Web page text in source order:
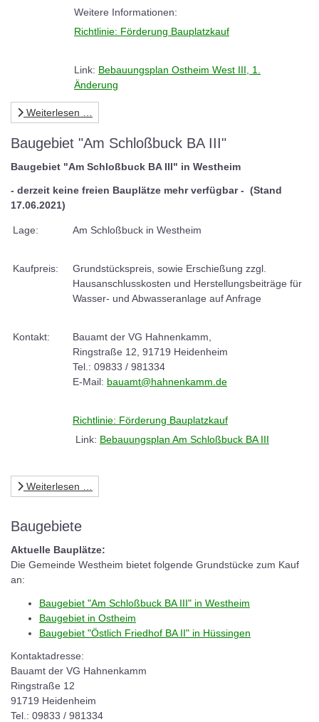
Weitere Informationen:
Richtlinie: Förderung Bauplatzkauf
Link: Bebauungsplan Ostheim West III, 1.
Änderung
Weiterlesen …
Baugebiet "Am Schloßbuck BA III"
Baugebiet "Am Schloßbuck BA III" in Westheim
- derzeit keine freien Bauplätze mehr verfügbar - (Stand
17.06.2021)
Lage: Am Schloßbuck in Westheim
Kaufpreis:
Grundstückspreis, sowie Erschießung zzgl.
Hausanschlusskosten und Herstellungsbeiträge für
Wasser- und Abwasseranlage auf Anfrage
Kontakt:
Bauamt der VG Hahnenkamm,
Ringstraße 12, 91719 Heidenheim
Tel.: 09833 / 981334
E-Mail: bauamt@hahnenkamm.de
Richtlinie: Förderung Bauplatzkauf
Link: Bebauungsplan Am Schloßbuck BA III
Weiterlesen …
Baugebiete
Aktuelle Bauplätze:
Die Gemeinde Westheim bietet folgende Grundstücke zum Kauf
an:
Baugebiet "Am Schloßbuck BA III" in Westheim
Baugebiet in Ostheim
Baugebiet "Östlich Friedhof BA II" in Hüssingen
Kontaktadresse:
Bauamt der VG Hahnenkamm
Ringstraße 12
91719 Heidenheim
Tel.: 09833 / 981334